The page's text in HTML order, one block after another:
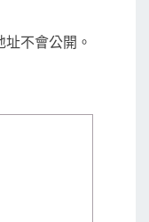
不會公開。